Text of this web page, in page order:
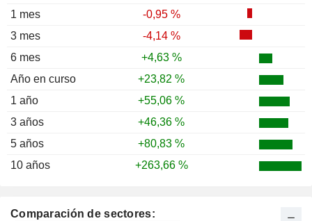
1 mes
-0,95 %
3 mes
-4,14 %
6 mes
+4,63 %
Año en curso
+23,82 %
1 año
+55,06 %
3 años
+46,36 %
5 años
+80,83 %
10 años
+263,66 %
Comparación de sectores: